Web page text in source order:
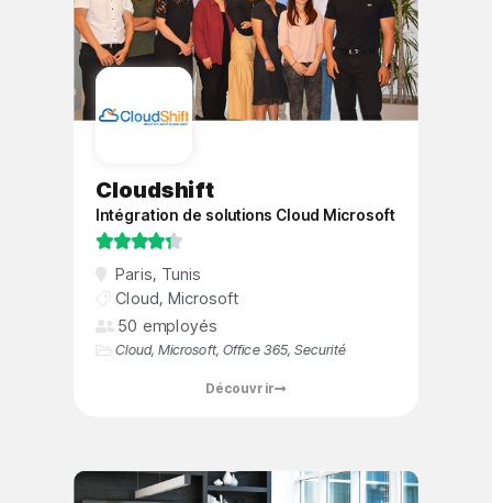
Cloudshift
Intégration de solutions Cloud Microsoft

Paris, Tunis
Cloud, Microsoft
50 employés
Cloud,Microsoft,Office 365,Securité
Découvrir